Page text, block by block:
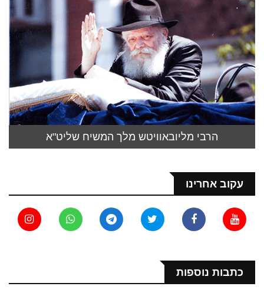
הרבי מליובאוויטש מלך המשיח שליט"א
עקוב אחרינו
כתבות נוספות